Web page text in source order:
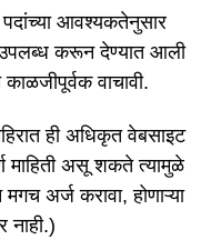
पदांच्या आवश्यकतेनुसार
उपलब्ध करून देण्यात आली
वाचावी.
ही अधिकृत वेबसाइट
असू शकते त्यामुळे
अर्ज करावा, होणाऱ्या
नाही.)